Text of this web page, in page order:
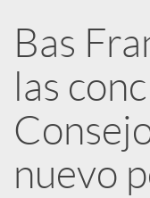
e
d
e
Bas
las
nuevo